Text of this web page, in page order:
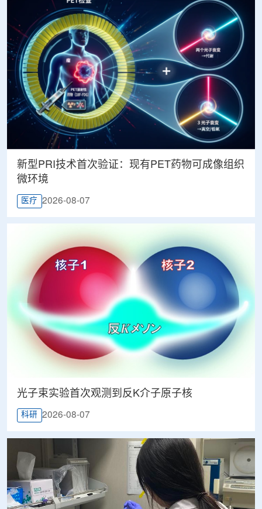
新型PRI技术首次验证：现有PET药物可成像组织
微环境
医疗 2026-08-07
光子束实验首次观测到反K介子原子核
科研 2026-08-07